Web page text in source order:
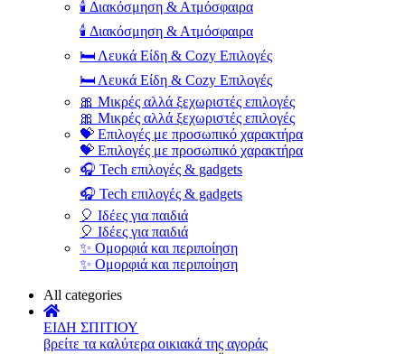
🕯️ Διακόσμηση & Ατμόσφαιρα
🕯️ Διακόσμηση & Ατμόσφαιρα
🛏️ Λευκά Είδη & Cozy Επιλογές
🛏️ Λευκά Είδη & Cozy Επιλογές
🎀 Μικρές αλλά ξεχωριστές επιλογές
🎀 Μικρές αλλά ξεχωριστές επιλογές
💝 Επιλογές με προσωπικό χαρακτήρα
💝 Επιλογές με προσωπικό χαρακτήρα
🎧 Tech επιλογές & gadgets
🎧 Tech επιλογές & gadgets
🎈 Ιδέες για παιδιά
🎈 Ιδέες για παιδιά
✨ Ομορφιά και περιποίηση
✨ Ομορφιά και περιποίηση
All categories
ΕΙΔΗ ΣΠΙΤΙΟΥ
βρείτε τα καλύτερα οικιακά της αγοράς